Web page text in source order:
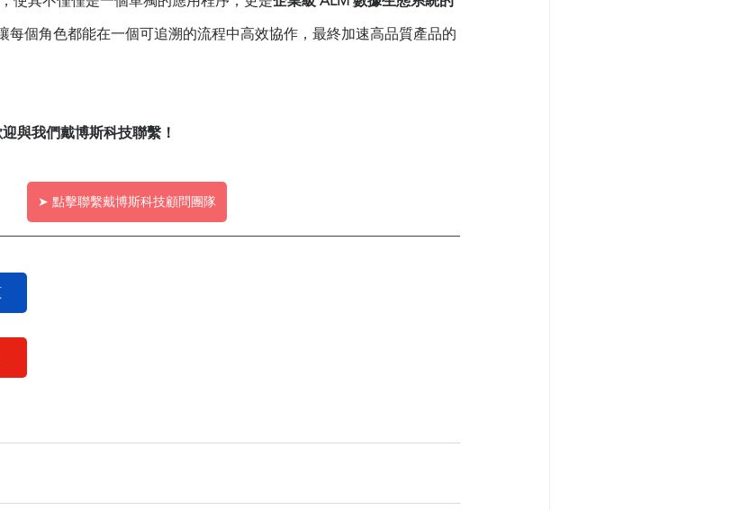
每個角色都能在一個可追溯的流程中高效協作，最終加速高品質產品的
與我們戴博斯科技聯繫！
➤ 點擊聯繫戴博斯科技顧問團隊